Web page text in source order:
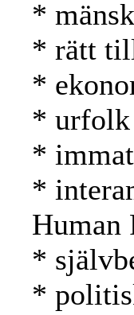
*
* rätt
*
* urfolk
*
*
Human
*
*